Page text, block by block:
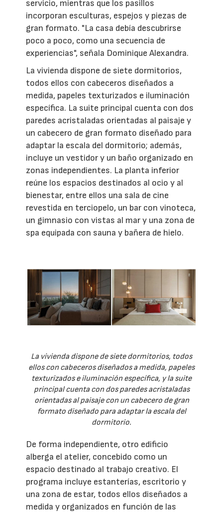
servicio, mientras que los pasillos
incorporan esculturas, espejos y piezas de
gran formato. "La casa debía descubrirse
poco a poco, como una secuencia de
experiencias", señala Dominique Alexandra.
La vivienda dispone de siete dormitorios,
todos ellos con cabeceros diseñados a
medida, papeles texturizados e iluminación
específica. La suite principal cuenta con dos
paredes acristaladas orientadas al paisaje y
un cabecero de gran formato diseñado para
adaptar la escala del dormitorio; además,
incluye un vestidor y un baño organizado en
zonas independientes. La planta inferior
reúne los espacios destinados al ocio y al
bienestar, entre ellos una sala de cine
revestida en terciopelo, un bar con vinoteca,
un gimnasio con vistas al mar y una zona de
spa equipada con sauna y bañera de hielo.
La vivienda dispone de siete dormitorios, todos
ellos con cabeceros diseñados a medida, papeles
texturizados e iluminación específica, y la suite
principal cuenta con dos paredes acristaladas
orientadas al paisaje con un cabecero de gran
formato diseñado para adaptar la escala del
dormitorio.
De forma independiente, otro edificio
alberga el atelier, concebido como un
espacio destinado al trabajo creativo. El
programa incluye estanterías, escritorio y
una zona de estar, todos ellos diseñados a
medida y organizados en función de las